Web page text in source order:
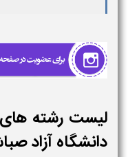
لیست رشته های
دانشگاه آزاد